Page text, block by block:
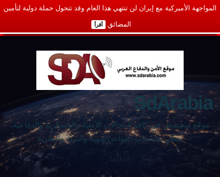
المواجهة الأميركية مع إيران لن تنتهي هذا العام وقد تتحول حملة دولية لتأمين
المضائق أقرأ
SdArabia
موقع متخصص في كافة المجالات الأمنية والعسكرية والدفاعية،
يغطي نشاطات القوات الجوية والبرية والبحرية